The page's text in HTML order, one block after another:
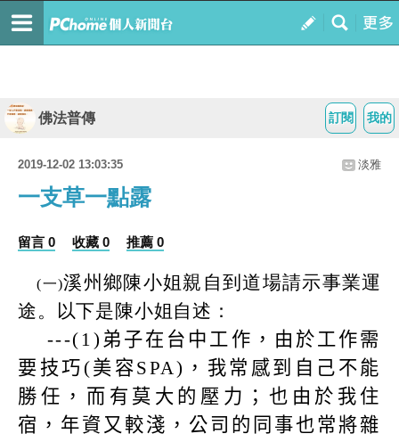
我的
訂閱
佛法普傳
2019-12-02 13:03:35 淡雅
一支草一點露
留言 0 收藏 0 推薦 0
(一)溪州鄉陳小姐親自到道場請示事業運
途。以下是陳小姐自述：
---(1) 弟子在台中工作，由於工作需
要技巧 (美容SPA) ，我常感到自己不能
勝任，而有莫大的壓力；也由於我住
宿，年資又較淺，公司的同事也常將雜